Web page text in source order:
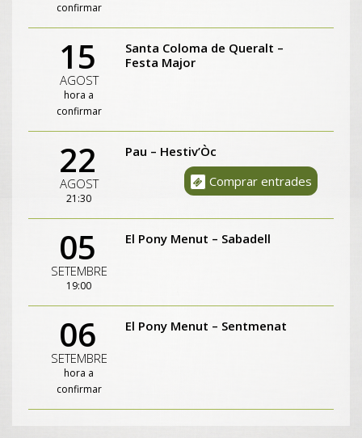
confirmar
15
AGOST
hora a
confirmar
Santa Coloma de Queralt –
Festa Major
22
AGOST
21:30
Pau – Hestiv’Òc
Comprar entrades
05
SETEMBRE
19:00
El Pony Menut – Sabadell
06
SETEMBRE
hora a
confirmar
El Pony Menut – Sentmenat